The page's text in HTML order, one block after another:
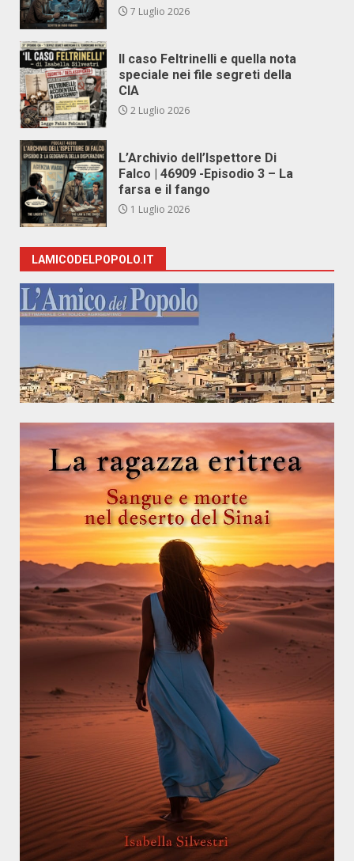
7 Luglio 2026
Il caso Feltrinelli e quella nota
speciale nei file segreti della
CIA
2 Luglio 2026
L’Archivio dell’Ispettore Di
Falco | 46909 -Episodio 3 – La
farsa e il fango
1 Luglio 2026
LAMICODELPOPOLO.IT